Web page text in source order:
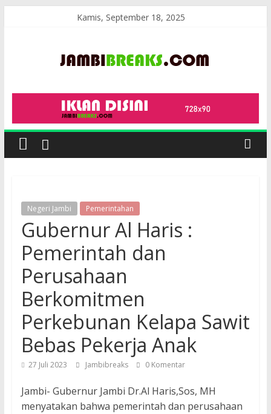
Kamis, September 18, 2025
JambiBreaks
Negeri Jambi Pemerintahan
Gubernur Al Haris :
Pemerintah dan
Perusahaan
Berkomitmen
Perkebunan Kelapa Sawit
Bebas Pekerja Anak
27 Juli 2023 Jambibreaks 0 Komentar
Jambi- Gubernur Jambi Dr.Al Haris,Sos, MH
menyatakan bahwa pemerintah dan perusahaan